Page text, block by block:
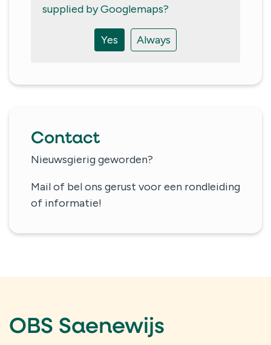
supplied byGooglemaps?
Yes Always
Contact
Nieuwsgierig geworden?
Mail of bel ons gerust voor een rondleiding
of informatie!
OBS Saenewijs